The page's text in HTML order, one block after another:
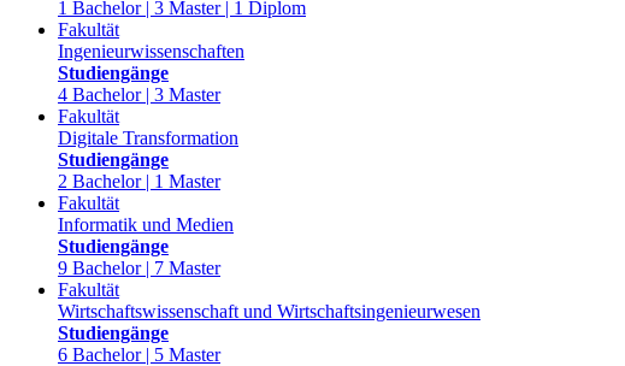
1 Bachelor | 3 Master | 1 Diplom
Fakultät
Ingenieurwissenschaften
Studiengänge
4 Bachelor | 3 Master
Fakultät
Digitale Transformation
Studiengänge
2 Bachelor | 1 Master
Fakultät
Informatik und Medien
Studiengänge
9 Bachelor | 7 Master
Fakultät
Wirtschaftswissenschaft und Wirtschaftsingenieurwesen
Studiengänge
6 Bachelor | 5 Master